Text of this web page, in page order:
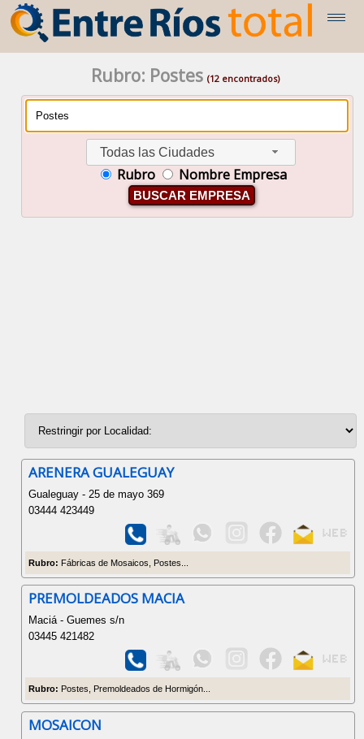
Rubro: Postes(12 encontrados)
Todas las Ciudades
Rubro Nombre Empresa
BUSCAR EMPRESA
ARENERA GUALEGUAY
Gualeguay - 25 de mayo 369
03444 423449
Rubro: Fábricas de Mosaicos, Postes...
PREMOLDEADOS MACIA
Maciá - Guemes s/n
03445 421482
Rubro: Postes, Premoldeados de Hormigón...
MOSAICON